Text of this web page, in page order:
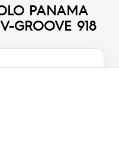
PANAMA
GROOVE 918